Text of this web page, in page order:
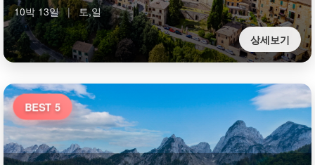
10박 13일 |
토,일
상세보기
BEST 5